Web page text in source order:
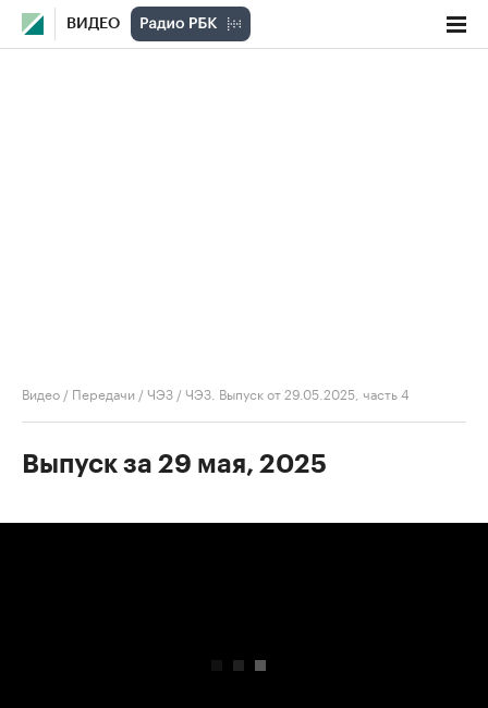
ВИДЕО
Видео / Передачи /ЧЭЗ /ЧЭЗ. Выпуск от 29.05.2025, часть 4
Выпуск за 29 мая, 2025